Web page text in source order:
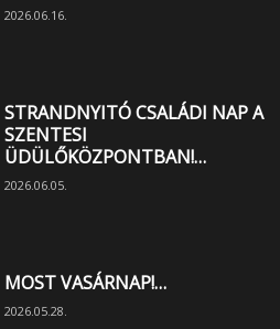
2026.06.16.
STRANDNYITÓ CSALÁDI NAP A
SZENTESI
ÜDÜLŐKÖZPONTBAN!…
2026.06.05.
MOST VASÁRNAP!…
2026.05.28.